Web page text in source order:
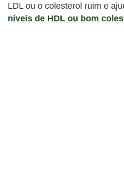
LDL ou o colesterol ruim e
níveis de HDL ou bom